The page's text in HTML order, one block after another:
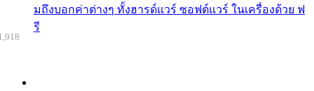
มถึงบอกค่าต่างๆ ทั้งฮารด์แวร์ ซอฟต์แวร์ ในเครื่องด้วย ฟ
รี